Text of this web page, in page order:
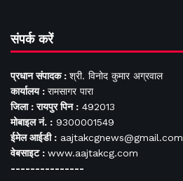
संपर्क करें
प्रधान संपादक : श्री. विनोद कुमार अग्रवाल
कार्यालय : रामसागर पारा
जिला : रायपुर पिन : 492013
मोबाइल नं. : 9300001549
ईमेल आईडी : aajtakcgnews@gmail.com
वेबसाइट : www.aajtakcg.com
---------------